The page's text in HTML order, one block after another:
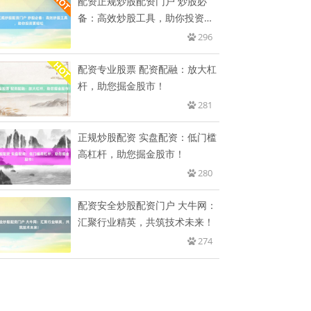
备：高效炒股工具，助你投资更
296
配资专业股票 配资配融：放大杠
杆，助您掘金股市！
281
正规炒股配资 实盘配资：低门槛
高杠杆，助您掘金股市！
280
配资安全炒股配资门户 大牛网：
汇聚行业精英，共筑技术未来！
274